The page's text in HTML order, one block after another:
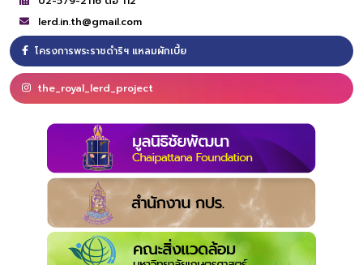
lerd.in.th@gmail.com
โครงการพระราชดำริฯ แหลมผักเบี้ย
the_royal_lerd_project